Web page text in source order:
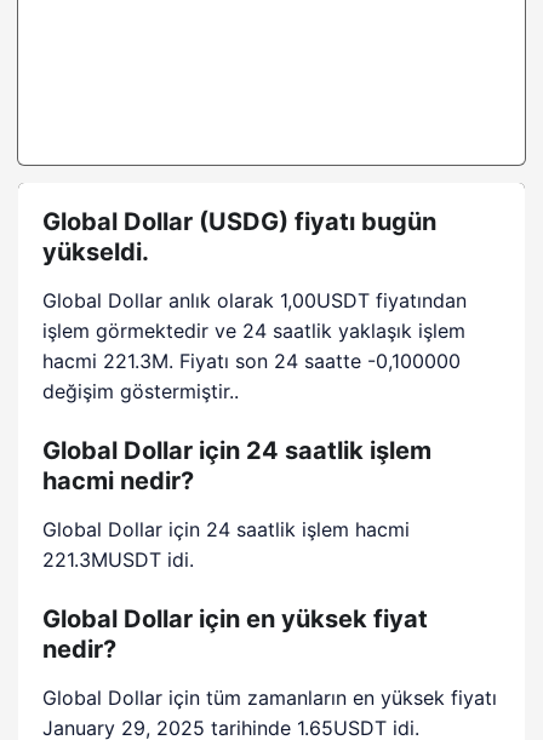
Global Dollar (USDG) fiyatı bugün
yükseldi.
Global Dollar anlık olarak 1,00USDT fiyatından
işlem görmektedir ve 24 saatlik yaklaşık işlem
hacmi 221.3M. Fiyatı son 24 saatte -0,100000
değişim göstermiştir..
Global Dollar için 24 saatlik işlem
hacmi nedir?
Global Dollar için 24 saatlik işlem hacmi
221.3MUSDT idi.
Global Dollar için en yüksek fiyat
nedir?
Global Dollar için tüm zamanların en yüksek fiyatı
January 29, 2025 tarihinde 1.65USDT idi.